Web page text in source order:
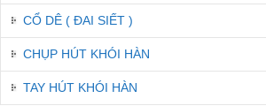
CỔ DÊ ( ĐAI SIẾT )
CHỤP HÚT KHÓI HÀN
TAY HÚT KHÓI HÀN